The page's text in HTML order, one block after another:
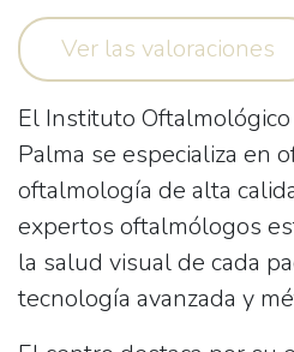
Ver las valoraciones
El Instituto
Palma se especializa en
oftalmología de alta
expertos oftalmólogos
la salud visual de cada
tecnología avanzada y